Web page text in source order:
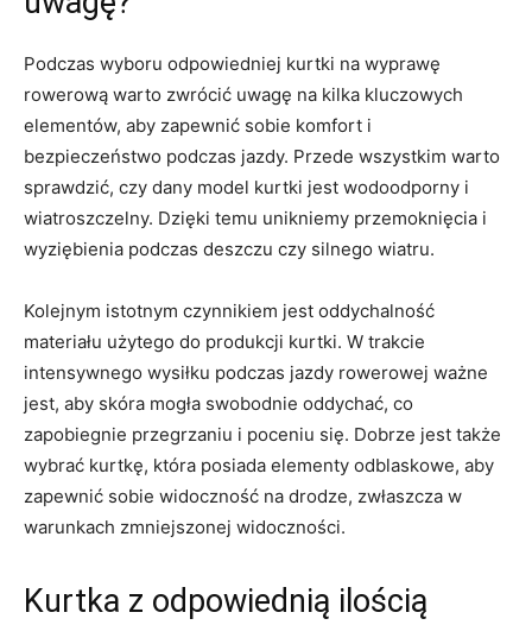
Podczas wyboru ⁤odpowiedniej kurtki na ⁣wyprawę
rowerową warto zwrócić uwagę⁣ na kilka kluczowych
elementów, aby zapewnić⁢ sobie ⁤komfort i
‌bezpieczeństwo podczas jazdy. Przede wszystkim warto
sprawdzić, ‌czy⁣ dany model kurtki ⁤jest wodoodporny i
wiatroszczelny. Dzięki ‍temu unikniemy przemoknięcia ‌i
wyziębienia podczas ⁤deszczu czy silnego wiatru.
Kolejnym istotnym ⁤czynnikiem jest ​oddychalność
materiału ‌użytego do produkcji kurtki. W trakcie
intensywnego wysiłku podczas jazdy rowerowej ważne
jest, aby skóra mogła swobodnie oddychać, co
zapobiegnie przegrzaniu i poceniu się. Dobrze jest ⁣także
wybrać kurtkę,⁣ która⁢ posiada elementy odblaskowe, aby
zapewnić sobie widoczność na drodze, zwłaszcza w
warunkach zmniejszonej widoczności.
Kurtka z odpowiednią ilością